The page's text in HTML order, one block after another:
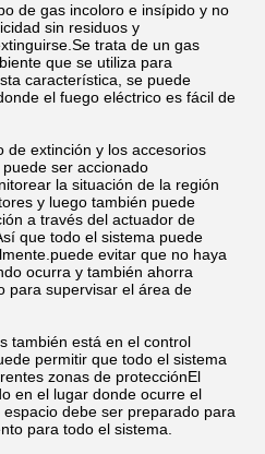
de gas incoloro e insípido y no
sin residuos y
trata de un gas
que se utiliza para
característica, se puede
el fuego eléctrico es fácil de
de extinción y los accesorios
ser accionado
la situación de la región
y luego también puede
a través del actuador de
que todo el sistema puede
evitar que no haya
ocurra y también ahorra
para supervisar el área de
también está en el control
permitir que todo el sistema
zonas de protecciónEl
en el lugar donde ocurre el
debe ser preparado para
para todo el sistema.